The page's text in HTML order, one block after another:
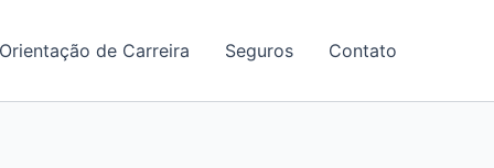
Orientação de Carreira Seguros Contato